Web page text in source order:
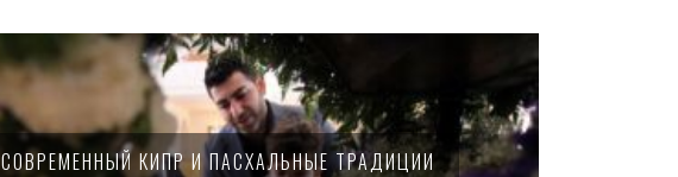
СОВРЕМЕННЫЙ КИПР И ПАСХАЛЬНЫЕ ТРАДИЦИИ